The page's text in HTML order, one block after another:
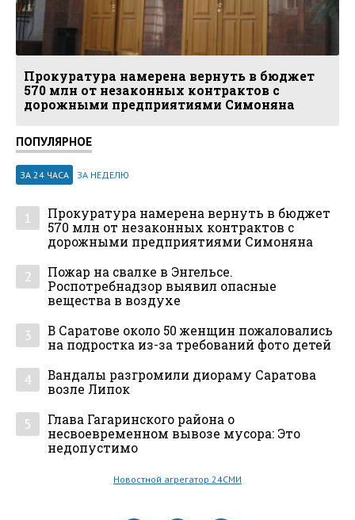
Прокуратура намерена вернуть в бюджет
570 млн от незаконных контрактов с
дорожными предприятиями Симоняна
ПОПУЛЯРНОЕ
ЗА 24 ЧАСА ЗА НЕДЕЛЮ
1
Прокуратура намерена вернуть в бюджет
570 млн от незаконных контрактов с
дорожными предприятиями Симоняна
2
Пожар на свалке в Энгельсе.
Роспотребнадзор выявил опасные
вещества в воздухе
3
В Саратове около 50 женщин пожаловались
на подростка из-за требований фото детей
4
Вандалы разгромили диораму Саратова
возле Липок
5
Глава Гагаринского района о
несвоевременном вывозе мусора: Это
недопустимо
Новостной агрегатор 24СМИ